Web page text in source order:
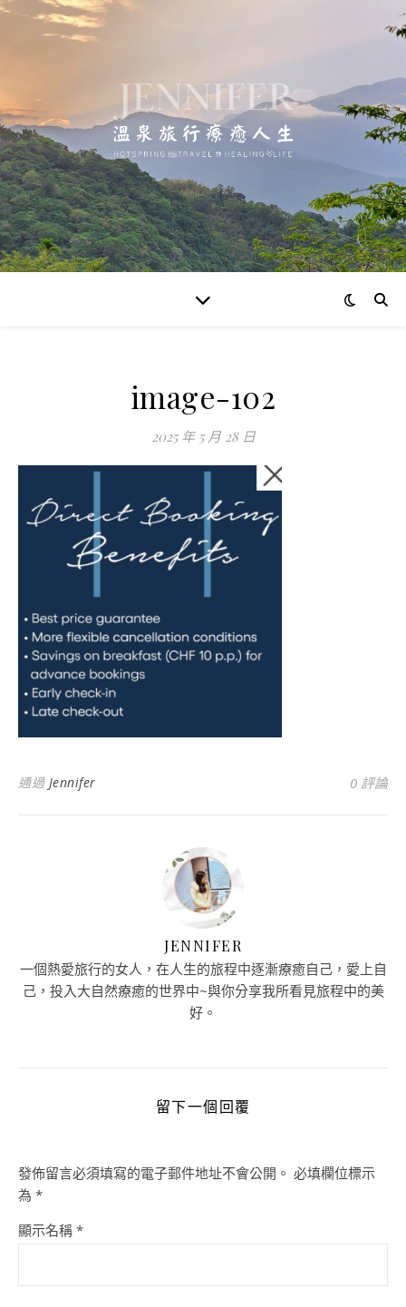
image-102
2025 年 5 月 28 日
通過 Jennifer 0 評論
JENNIFER
一個熱愛旅行的女人，在人生的旅程中逐漸療癒自己，愛上自
己，投入大自然療癒的世界中~與你分享我所看見旅程中的美
好。
留下一個回覆
發佈留言必須填寫的電子郵件地址不會公開。 必填欄位標示
為 *
顯示名稱 *